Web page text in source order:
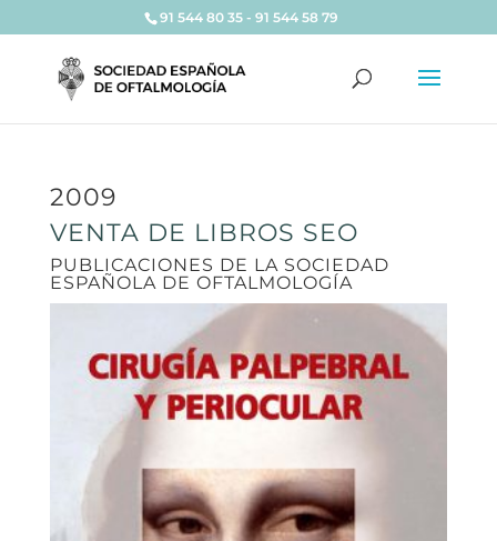
91 544 80 35 - 91 544 58 79
2009
VENTA DE LIBROS SEO
PUBLICACIONES DE LA SOCIEDAD
ESPAÑOLA DE OFTALMOLOGÍA